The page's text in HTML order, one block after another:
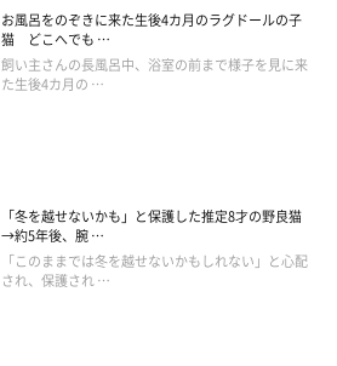
お風呂をのぞきに来た生後4カ月のラグドールの子
猫 どこへでも …
飼い主さんの長風呂中、浴室の前まで様子を見に来
た生後4カ月の …
「冬を越せないかも」と保護した推定8才の野良猫
→約5年後、腕 …
「このままでは冬を越せないかもしれない」と心配
され、保護され …